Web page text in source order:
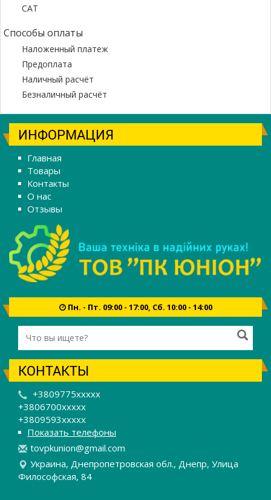
САТ
Способы оплаты
Наложенный платеж
Предоплата
Наличный расчёт
Безналичный расчёт
ИНФОРМАЦИЯ
Главная
Товары
Контакты
О нас
Отзывы
Пн. - Пт. 09:00 - 17:00, Сб. 10:00 - 14:00
КОНТАКТЫ
+3809775xxxxx
+3806700xxxxx
+3809593xxxxx
Показать телефоны
tovpkunion@gmail.com
Украина, Днепропетровская обл., Днепр, Улица
Философская, 84